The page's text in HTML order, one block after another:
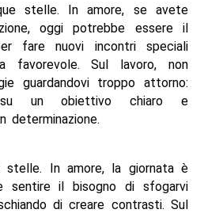
stelle. In amore, se avete
oggi potrebbe essere il
fare nuovi incontri speciali
favorevole. Sul lavoro, non
guardandovi troppo attorno:
su un obiettivo chiaro e
determinazione.
stelle. In amore, la giornata è
sentire il bisogno di sfogarvi
di creare contrasti. Sul